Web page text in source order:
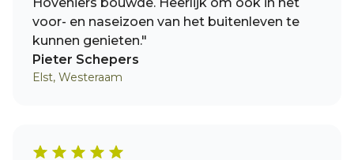
voor- en naseizoen van het buitenleven te
kunnen genieten."
Pieter Schepers
Elst, Westeraam